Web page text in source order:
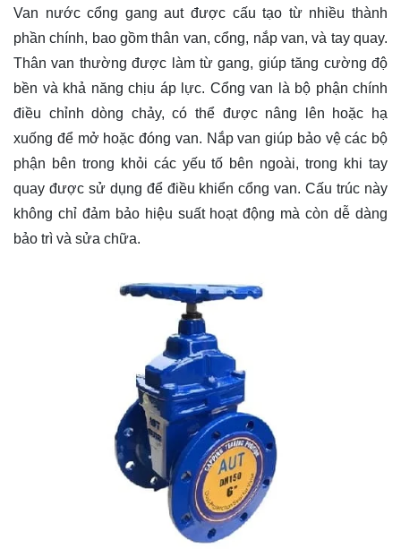
Van nước cổng gang aut được cấu tạo từ nhiều thành
phần chính, bao gồm thân van, cổng, nắp van, và tay quay.
Thân van thường được làm từ gang, giúp tăng cường độ
bền và khả năng chịu áp lực. Cổng van là bộ phận chính
điều chỉnh dòng chảy, có thể được nâng lên hoặc hạ
xuống để mở hoặc đóng van. Nắp van giúp bảo vệ các bộ
phận bên trong khỏi các yếu tố bên ngoài, trong khi tay
quay được sử dụng để điều khiển cổng van. Cấu trúc này
không chỉ đảm bảo hiệu suất hoạt động mà còn dễ dàng
bảo trì và sửa chữa.